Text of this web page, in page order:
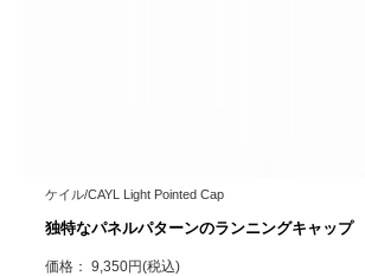
ケイル/CAYL Light Pointed Cap
独特なパネルパターンのランニングキャップ
価格： 9,350円(税込)